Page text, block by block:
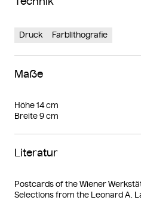
Druck Farblithografie
Maße
Höhe 14 cm
Breite 9 cm
Literatur
Postcards of the Wiener
Selections from the Leonard A.